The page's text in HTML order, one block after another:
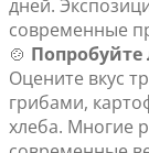
дней.
современные
🍲
Оцените вкус
грибами,
хлеба. Многие